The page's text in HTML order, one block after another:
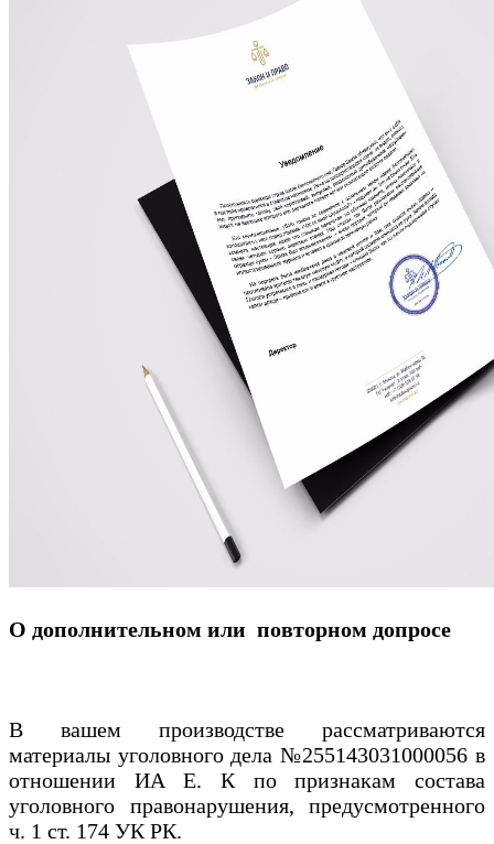
О дополнительном или повторном допросе
В вашем производстве рассматриваются
материалы уголовного дела №255143031000056 в
отношении ИА Е. К по признакам состава
уголовного правонарушения, предусмотренного
ч. 1 ст. 174 УК РК.